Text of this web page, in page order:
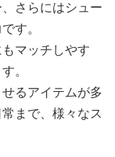
さらにはシュー
す。
マッチしやす
。
るアイテムが多
まで、様々なス